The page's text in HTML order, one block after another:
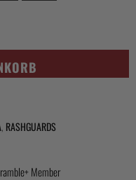
, RASHGUARDS
Member